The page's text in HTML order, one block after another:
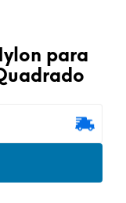
para